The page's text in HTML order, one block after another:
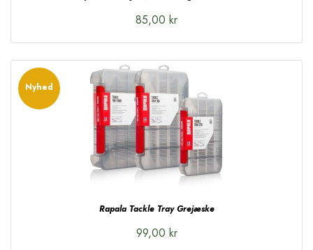
85,00 kr
Nyhed
Rapala Tackle Tray Grejæske
99,00 kr